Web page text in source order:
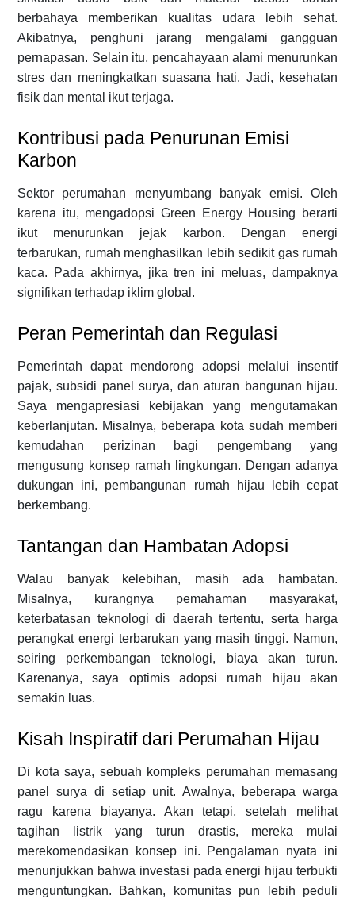
berbahaya memberikan kualitas udara lebih sehat.
Akibatnya, penghuni jarang mengalami gangguan
pernapasan. Selain itu, pencahayaan alami menurunkan
stres dan meningkatkan suasana hati. Jadi, kesehatan
fisik dan mental ikut terjaga.
Kontribusi pada Penurunan Emisi
Karbon
Sektor perumahan menyumbang banyak emisi. Oleh
karena itu, mengadopsi Green Energy Housing berarti
ikut menurunkan jejak karbon. Dengan energi
terbarukan, rumah menghasilkan lebih sedikit gas rumah
kaca. Pada akhirnya, jika tren ini meluas, dampaknya
signifikan terhadap iklim global.
Peran Pemerintah dan Regulasi
Pemerintah dapat mendorong adopsi melalui insentif
pajak, subsidi panel surya, dan aturan bangunan hijau.
Saya mengapresiasi kebijakan yang mengutamakan
keberlanjutan. Misalnya, beberapa kota sudah memberi
kemudahan perizinan bagi pengembang yang
mengusung konsep ramah lingkungan. Dengan adanya
dukungan ini, pembangunan rumah hijau lebih cepat
berkembang.
Tantangan dan Hambatan Adopsi
Walau banyak kelebihan, masih ada hambatan.
Misalnya, kurangnya pemahaman masyarakat,
keterbatasan teknologi di daerah tertentu, serta harga
perangkat energi terbarukan yang masih tinggi. Namun,
seiring perkembangan teknologi, biaya akan turun.
Karenanya, saya optimis adopsi rumah hijau akan
semakin luas.
Kisah Inspiratif dari Perumahan Hijau
Di kota saya, sebuah kompleks perumahan memasang
panel surya di setiap unit. Awalnya, beberapa warga
ragu karena biayanya. Akan tetapi, setelah melihat
tagihan listrik yang turun drastis, mereka mulai
merekomendasikan konsep ini. Pengalaman nyata ini
menunjukkan bahwa investasi pada energi hijau terbukti
menguntungkan. Bahkan, komunitas pun lebih peduli